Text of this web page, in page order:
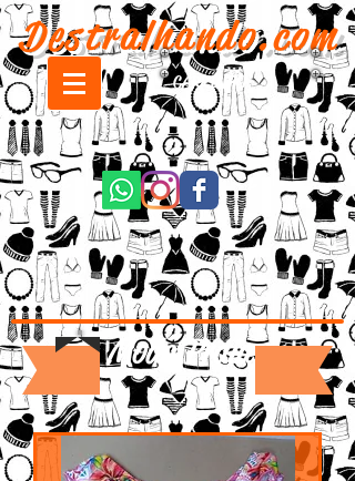
Destralhando.com
CARRINHO:
Moda Praia